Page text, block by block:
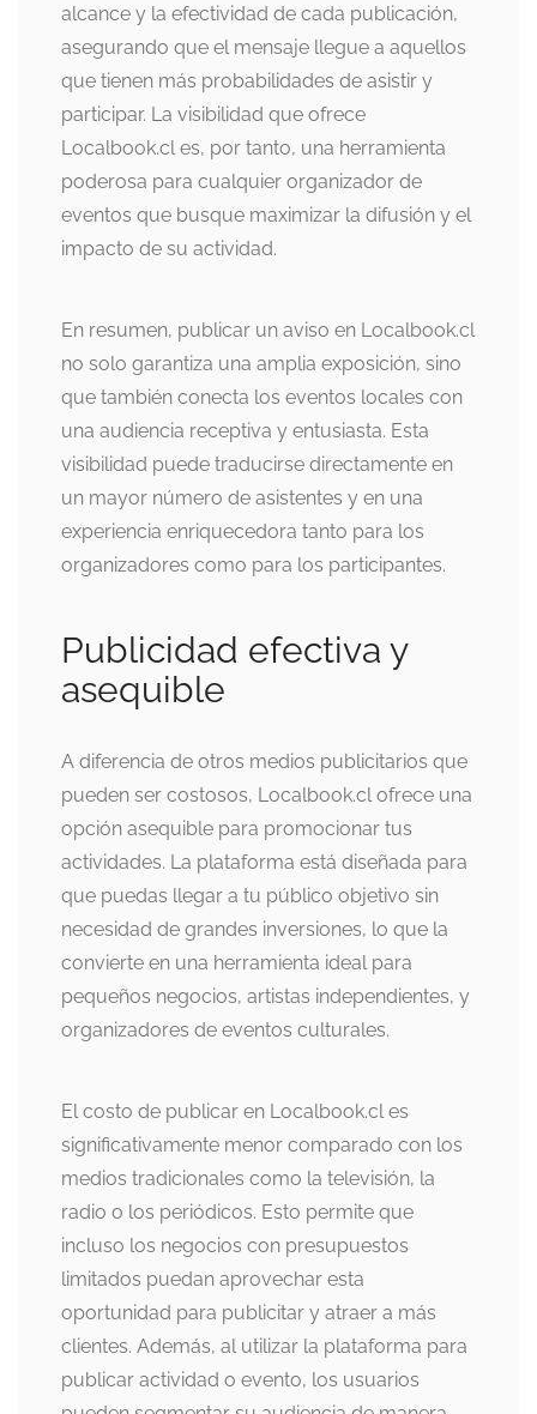
alcance y la efectividad de cada publicación,
asegurando que el mensaje llegue a aquellos
que tienen más probabilidades de asistir y
participar. La visibilidad que ofrece
Localbook.cl es, por tanto, una herramienta
poderosa para cualquier organizador de
eventos que busque maximizar la difusión y el
impacto de su actividad.
En resumen, publicar un aviso en Localbook.cl
no solo garantiza una amplia exposición, sino
que también conecta los eventos locales con
una audiencia receptiva y entusiasta. Esta
visibilidad puede traducirse directamente en
un mayor número de asistentes y en una
experiencia enriquecedora tanto para los
organizadores como para los participantes.
Publicidad efectiva y
asequible
A diferencia de otros medios publicitarios que
pueden ser costosos, Localbook.cl ofrece una
opción asequible para promocionar tus
actividades. La plataforma está diseñada para
que puedas llegar a tu público objetivo sin
necesidad de grandes inversiones, lo que la
convierte en una herramienta ideal para
pequeños negocios, artistas independientes, y
organizadores de eventos culturales.
El costo de publicar en Localbook.cl es
significativamente menor comparado con los
medios tradicionales como la televisión, la
radio o los periódicos. Esto permite que
incluso los negocios con presupuestos
limitados puedan aprovechar esta
oportunidad para publicitar y atraer a más
clientes. Además, al utilizar la plataforma para
publicar actividad o evento, los usuarios